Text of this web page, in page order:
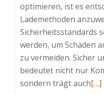
optimieren, ist es
Lademethoden
Sicherheitsstandards
werden, um Schäden
zu vermeiden. Sicher
bedeutet nicht nur
sondern trägt auchRead
[…]